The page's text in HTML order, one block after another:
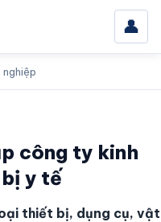
👤
nghiệp
công ty kinh
y tế
thiết bị, dụng cụ, vật